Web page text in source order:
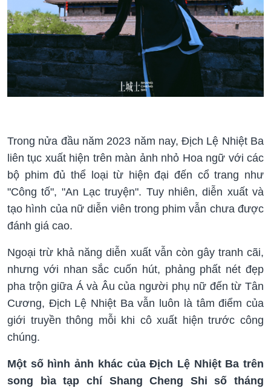
Trong nửa đầu năm 2023 năm nay, Địch Lệ Nhiệt Ba
liên tục xuất hiện trên màn ảnh nhỏ Hoa ngữ với các
bộ phim đủ thể loại từ hiện đại đến cổ trang như
"Công tố", "An Lạc truyện". Tuy nhiên, diễn xuất và
tạo hình của nữ diễn viên trong phim vẫn chưa được
đánh giá cao.
Ngoại trừ khả năng diễn xuất vẫn còn gây tranh cãi,
nhưng với nhan sắc cuốn hút, phảng phất nét đẹp
pha trộn giữa Á và Âu của người phụ nữ đến từ Tân
Cương, Địch Lệ Nhiệt Ba vẫn luôn là tâm điểm của
giới truyền thông mỗi khi cô xuất hiện trước công
chúng.
Một số hình ảnh khác của Địch Lệ Nhiệt Ba trên
song bìa tạp chí Shang Cheng Shi số tháng